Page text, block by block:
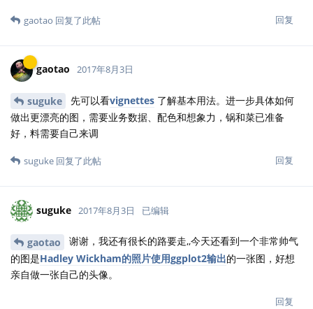
回复
gaotao 回复了此帖
gaotao 2017年8月3日
suguke 先可以看vignettes 了解基本用法。进一步具体如何
做出更漂亮的图，需要业务数据、配色和想象力，锅和菜已准备
好，料需要自己来调
回复
suguke 回复了此帖
suguke 2017年8月3日 已编辑
gaotao
谢谢，我还有很长的路要走,,今天还看到一个非常帅气
的图是Hadley Wickham的照片使用ggplot2输出的一张图，好想
亲自做一张自己的头像。
回复